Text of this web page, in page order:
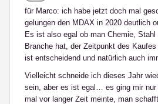
für Marco: ich habe jetzt doch mal
gelungen den MDAX in 2020 deutlich
Es ist also egal ob man Chemie,
Branche hat, der Zeitpunkt des
ist entscheidend und natürlich auch
Vielleicht schneide ich dieses Jahr
sein, aber es ist egal… es ging mir nur
mal vor langer Zeit meinte, man